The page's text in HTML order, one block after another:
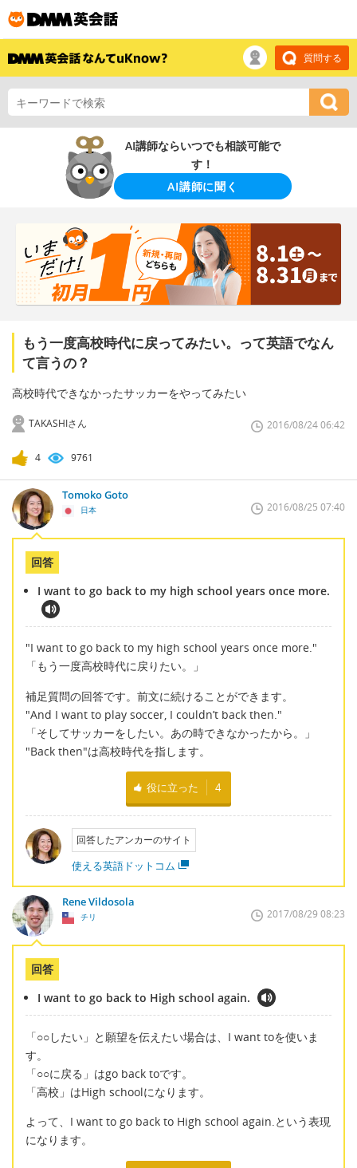
質問する
AI講師ならいつでも相談可能で
す！
AI講師に聞く
もう一度高校時代に戻ってみたい。って英語でなん
て言うの？
高校時代できなかったサッカーをやってみたい
TAKASHIさん 2016/08/24 06:42
4 9761
Tomoko Goto
日本 2016/08/25 07:40
回答
I want to go back to my high school years once more.
"I want to go back to my high school years once more."
「もう一度高校時代に戻りたい。」
補足質問の回答です。前文に続けることができます。
"And I want to play soccer, I couldn’t back then."
「そしてサッカーをしたい。あの時できなかったから。」
"Back then"は高校時代を指します。
役に立った 4
回答したアンカーのサイト
使える英語ドットコム
Rene Vildosola
チリ 2017/08/29 08:23
回答
I want to go back to High school again.
「○○したい」と願望を伝えたい場合は、I want toを使いま
す。
「○○に戻る」はgo back toです。
「高校」はHigh schoolになります。
よって、I want to go back to High school again.という表現
になります。